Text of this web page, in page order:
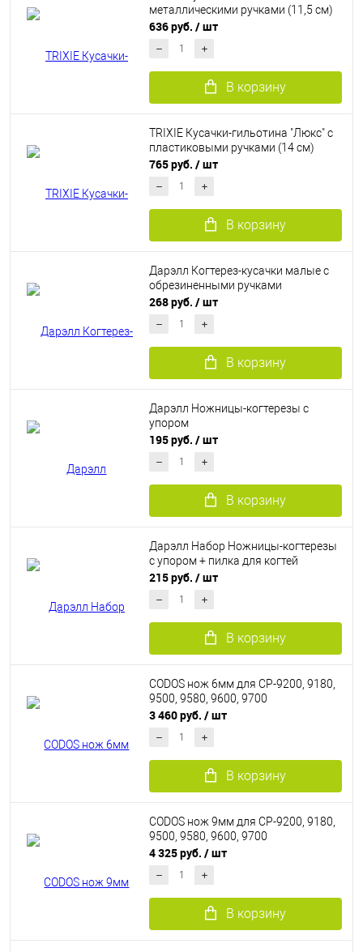
металлическими ручками (11,5 см)
636 руб. / шт
В корзину
TRIXIE Кусачки-гильотина "Люкс" с
пластиковыми ручками (14 см)
765 руб. / шт
В корзину
Дарэлл Когтерез-кусачки малые с
обрезиненными ручками
268 руб. / шт
В корзину
Дарэлл Ножницы-когтерезы с
упором
195 руб. / шт
В корзину
Дарэлл Набор Ножницы-когтерезы
с упором + пилка для когтей
215 руб. / шт
В корзину
CODOS нож 6мм для CP-9200, 9180,
9500, 9580, 9600, 9700
3 460 руб. / шт
В корзину
CODOS нож 9мм для CP-9200, 9180,
9500, 9580, 9600, 9700
4 325 руб. / шт
В корзину